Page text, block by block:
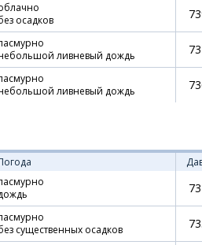
осадков
ливневый дождь
ливневый дождь
существенных осадков